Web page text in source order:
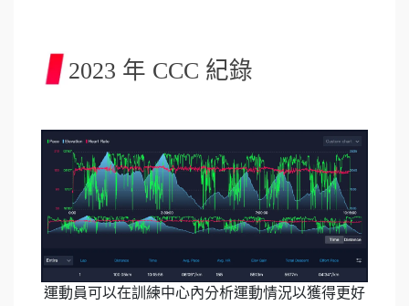
2023 年 CCC 紀錄
運動員可以在訓練中心內分析運動情況以獲得更好